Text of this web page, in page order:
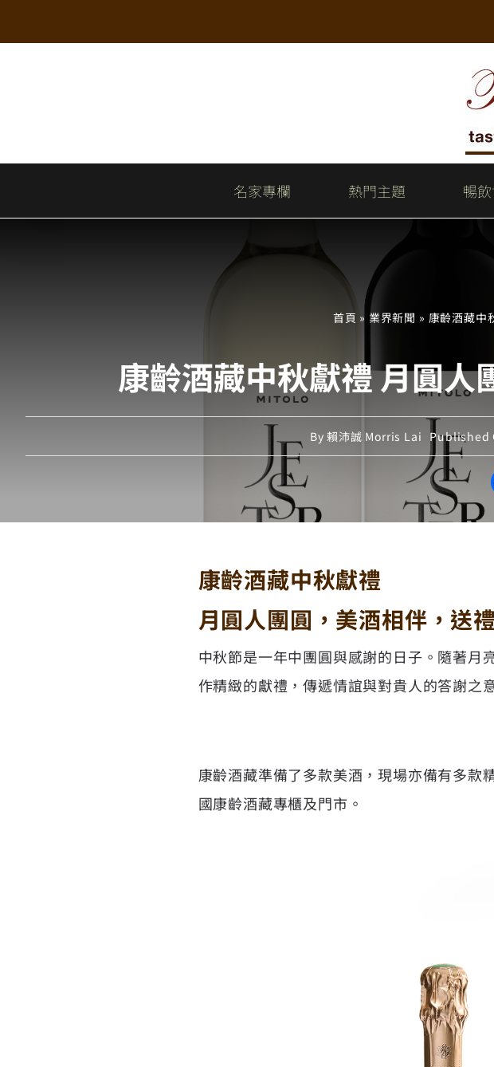
to
名家專欄 熱門主題 暢
首頁 » 業界新聞 » 康齡酒藏中
康齡酒藏中秋獻禮 月圓
By賴沛誠 Morris Lai Published
康齡酒藏中秋獻禮
月圓人團圓，美酒相伴，送
中秋節是一年中團圓與感謝的日子。隨著月
作精緻的獻禮，傳遞情誼與對貴人的答謝之
康齡酒藏準備了多款美酒，現場亦備有多款
國康齡酒藏專櫃及門市。